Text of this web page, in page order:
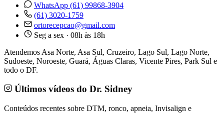
WhatsApp (61) 99868-3904
(61) 3020-1759
ortorecepcao@gmail.com
Seg a sex · 08h às 18h
Atendemos Asa Norte, Asa Sul, Cruzeiro, Lago Sul, Lago Norte,
Sudoeste, Noroeste, Guará, Águas Claras, Vicente Pires, Park Sul e
todo o DF.
Últimos vídeos do Dr. Sidney
Conteúdos recentes sobre DTM, ronco, apneia, Invisalign e